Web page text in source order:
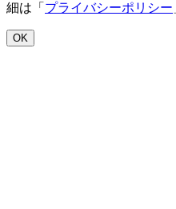
細は「 プライバシーポリシー
OK